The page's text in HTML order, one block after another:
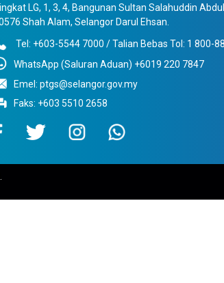
LG, 1, 3, 4, Bangunan Sultan Salahuddin
Shah Alam, Selangor Darul Ehsan.
Tel: +603-5544 7000 / Talian Bebas Tol: 1 800-
WhatsApp (Saluran Aduan) +6019 220 7847
Emel: ptgs@selangor.gov.my
Faks: +603 5510 2658